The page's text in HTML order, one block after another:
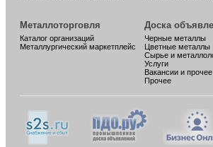
Металлоторговля
Каталог организаций
Металлургический маркетплейс
Доска
Черные металлы
Цветные металлы
Сырье и
Услуги
Вакансии и прочее
Прочее